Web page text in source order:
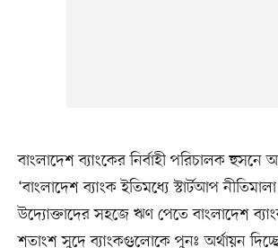
বাংলাদেশ ব্যাংকের নির্বাহী পরিচালক
‘বাংলাদেশ ব্যাংক ইতিমধ্যে স্টার্টআপ
উদ্যোক্তাদের সহজে ঋণ পেতে বাংলাদেশ
শতাংশ সুদে ব্যাংকগুলোকে পুনঃ অর্থায়ন